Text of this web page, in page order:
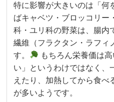
特に影響が大きいのは「何
ばキャベツ・ブロッコリー
科・ユリ科の野菜は、腸内
繊維（フラクタン・ラフィ
す。
もちろん栄養価は
い」というわけではなく、
えたり、加熱してから食べ
が多いようです。